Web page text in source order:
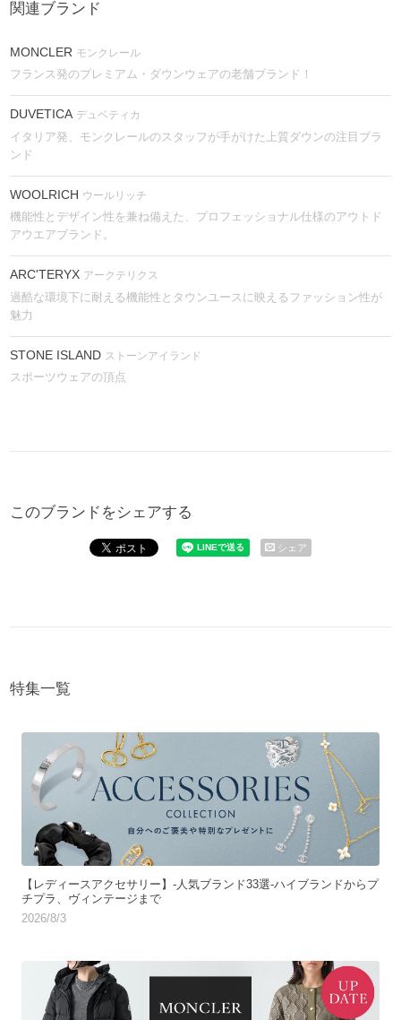
関連ブランド
MONCLER モンクレール
フランス発のプレミアム・ダウンウェアの老舗ブランド！
DUVETICA デュベティカ
イタリア発、モンクレールのスタッフが手がけた上質ダウンの注目ブラ
ンド
WOOLRICH ウールリッチ
機能性とデザイン性を兼ね備えた、プロフェッショナル仕様のアウトド
アウエアブランド。
ARC'TERYX アークテリクス
過酷な環境下に耐える機能性とタウンユースに映えるファッション性が
魅力
STONE ISLAND ストーンアイランド
スポーツウェアの頂点
このブランドをシェアする
シェア
特集一覧
【レディースアクセサリー】-人気ブランド33選-ハイブランドからプ
チプラ、ヴィンテージまで
2026/8/3